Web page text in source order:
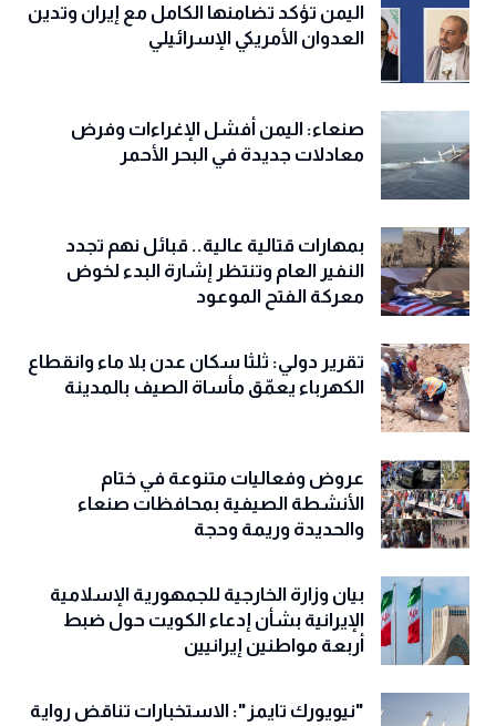
اليمن تؤكد تضامنها الكامل مع إيران وتدين
العدوان الأمريكي الإسرائيلي
صنعاء: اليمن أفشل الإغراءات وفرض
معادلات جديدة في البحر الأحمر
بمهارات قتالية عالية.. قبائل نهم تجدد
النفير العام وتنتظر إشارة البدء لخوض
معركة الفتح الموعود
تقرير دولي: ثلثا سكان عدن بلا ماء وانقطاع
الكهرباء يعمّق مأساة الصيف بالمدينة
عروض وفعاليات متنوعة في ختام
الأنشطة الصيفية بمحافظات صنعاء
والحديدة وريمة وحجة
‏بيان وزارة الخارجية للجمهورية الإسلامية
الإيرانية بشأن إدعاء الكويت حول ضبط
أربعة مواطنين إيرانيين
"نيويورك تايمز": الاستخبارات تناقض رواية